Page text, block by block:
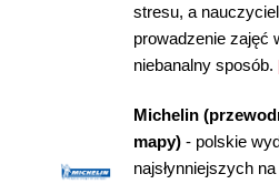
stresu, a
prowadzenie zajęć
niebanalny sposób.
Michelin
mapy) - polskie
najsłynniejszych